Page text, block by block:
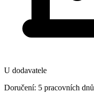
U dodavatele
Doručení: 5 pracovních dnů